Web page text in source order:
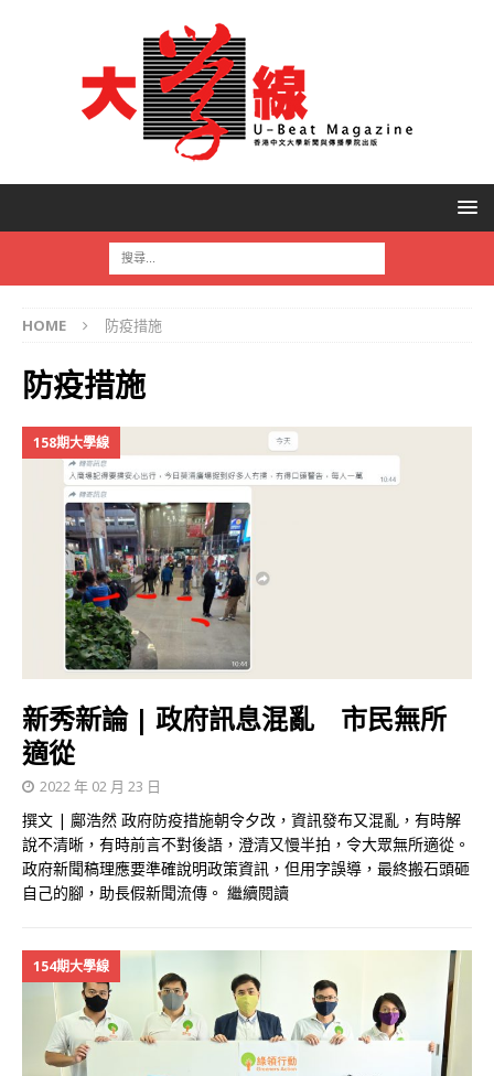
HOME 防疫措施
防疫措施
158期大學線
新秀新論 | 政府訊息混亂 市民無所
適從
2022 年 02 月 23 日
撰文 | 鄺浩然 政府防疫措施朝令夕改，資訊發布又混亂，有時解
說不清晰，有時前言不對後語，澄清又慢半拍，令大眾無所適從。
政府新聞稿理應要準確說明政策資訊，但用字誤導，最終搬石頭砸
自己的腳，助長假新聞流傳。 繼續閱讀
154期大學線